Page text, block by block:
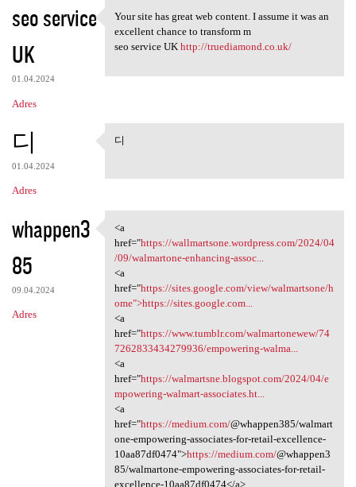
seo service
UK
01.04.2024
Adres
Your site has great web
Your site has great web content. I assume it was an
excellent chance to transform m
seo service UK http://truediamond.co.uk/
디
01.04.2024
Adres
디
디
whappen3
85
09.04.2024
Adres
<a href="https://wallmartsone
<a
href="https://wallmartsone.wordpress.com/2024/04
/09/walmartone-enhancing-assoc...
<a
href="https://sites.google.com/view/walmartsone/h
ome">https://sites.google.com...
<a
href="https://www.tumblr.com/walmartonewew/74
7262833434279936/empowering-walma...
<a
href="https://walmartsne.blogspot.com/2024/04/e
mpowering-walmart-associates.ht...
<a
href="https://medium.com/@whappen385/walmart
one-empowering-associates-for-retail-excellence-
10aa87df0474">https://medium.com/@whappen3
85/walmartone-empowering-associates-for-retail-
excellence-10aa87df0474</a>